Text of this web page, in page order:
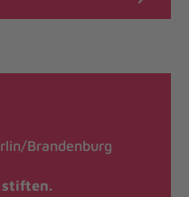
Brandenburg
stiften.